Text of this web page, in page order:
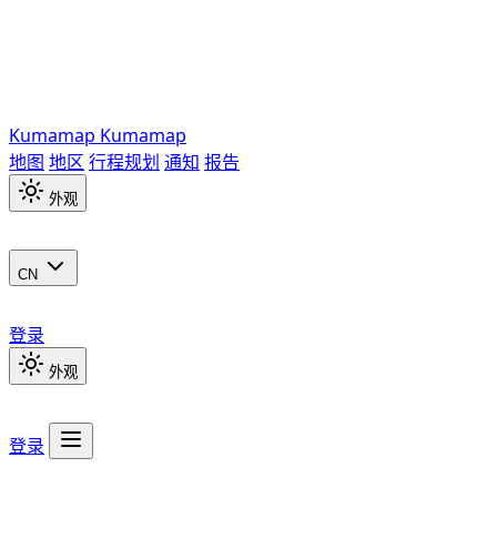
Kumamap Kumamap
地图 地区 行程规划 通知 报告
外观
CN
登录
外观
登录